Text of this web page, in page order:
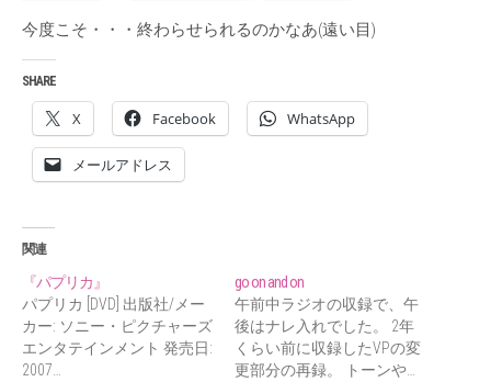
今度こそ・・・終わらせられるのかなあ(遠い目)
SHARE
X Facebook WhatsApp
メールアドレス
関連
『パプリカ』
パプリカ [DVD] 出版社/メー
カー: ソニー・ピクチャーズ
エンタテインメント 発売日:
2007…
go on and on
午前中ラジオの収録で、午
後はナレ入れでした。 2年
くらい前に収録したVPの変
更部分の再録。 トーンや…